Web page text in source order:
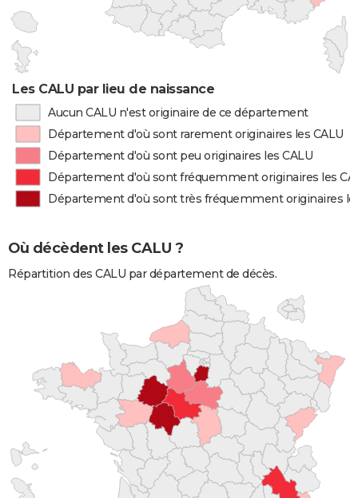
Les CALU par lieu de naissance
Aucun CALU n'est originaire de ce département
Département d'où sont rarement originaires les CALU
Département d'où sont peu originaires les CALU
Département d'où sont fréquemment originaires les
Département d'où sont très fréquemment originaires
Où décèdent les CALU ?
Répartition des CALU par département de décès.